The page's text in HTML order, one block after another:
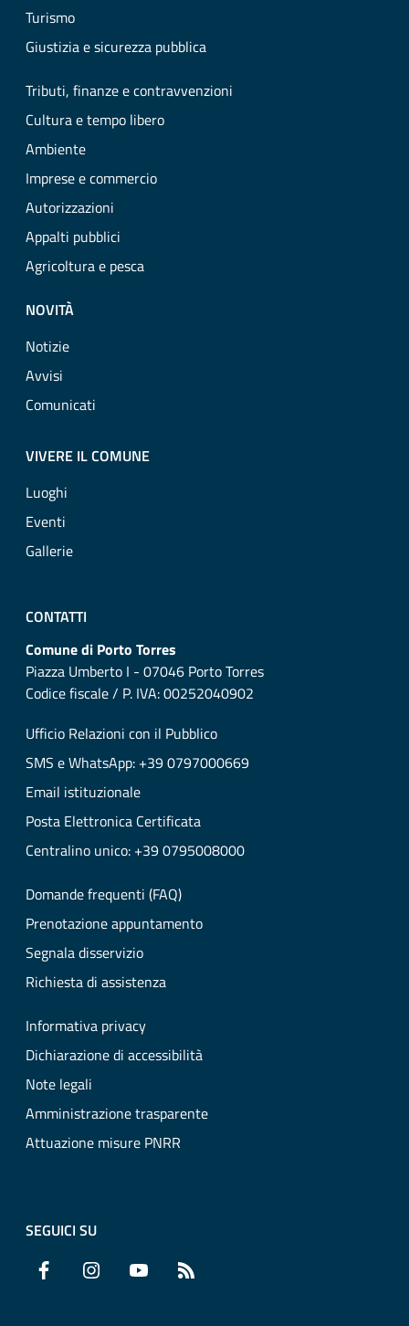
Turismo
Giustizia e sicurezza pubblica
Tributi, finanze e contravvenzioni
Cultura e tempo libero
Ambiente
Imprese e commercio
Autorizzazioni
Appalti pubblici
Agricoltura e pesca
NOVITÀ
Notizie
Avvisi
Comunicati
VIVERE IL COMUNE
Luoghi
Eventi
Gallerie
CONTATTI
Comune di Porto Torres
Piazza Umberto I - 07046 Porto Torres
Codice fiscale / P. IVA: 00252040902
Ufficio Relazioni con il Pubblico
SMS e WhatsApp: +39 0797000669
Email istituzionale
Posta Elettronica Certificata
Centralino unico: +39 0795008000
Domande frequenti (FAQ)
Prenotazione appuntamento
Segnala disservizio
Richiesta di assistenza
Informativa privacy
Dichiarazione di accessibilità
Note legali
Amministrazione trasparente
Attuazione misure PNRR
SEGUICI SU
Facebook Instagram YouTube